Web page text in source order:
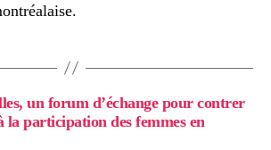
un forum d’échange pour contrer
la participation des femmes en